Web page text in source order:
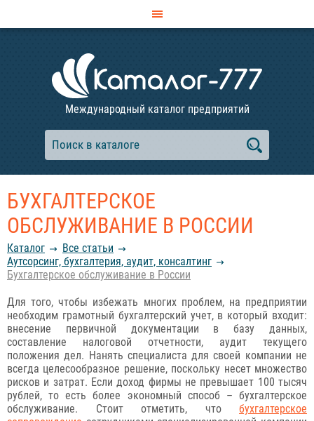
Международный каталог предприятий
БУХГАЛТЕРСКОЕ
ОБСЛУЖИВАНИЕ В РОССИИ
Каталог
Все статьи
Аутсорсинг, бухгалтерия, аудит, консалтинг
Бухгалтерское обслуживание в России
Для того, чтобы избежать многих проблем, на предприятии
необходим грамотный бухгалтерский учет, в который входит:
внесение первичной документации в базу данных,
составление налоговой отчетности, аудит текущего
положения дел. Нанять специалиста для своей компании не
всегда целесообразное решение, поскольку несет множество
рисков и затрат. Если доход фирмы не превышает 100 тысяч
рублей, то есть более экономный способ – бухгалтерское
обслуживание. Стоит отметить, что бухгалтерское